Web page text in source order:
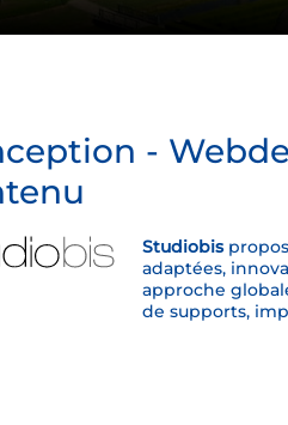
-
Studiobis
adaptées,
approche
de supports,